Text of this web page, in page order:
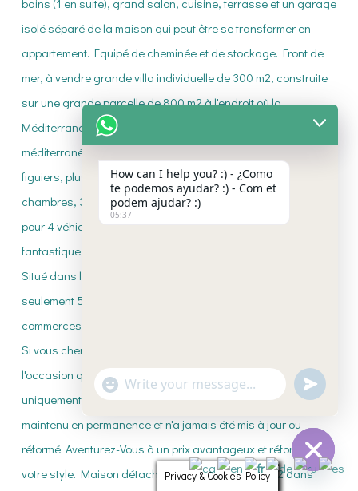
Privacy & Cookies Policy
How can I help you? :) - ¿Como
te podemos ayudar? :) - Com et
podem ajudar? :)
05:37
WhatsApp